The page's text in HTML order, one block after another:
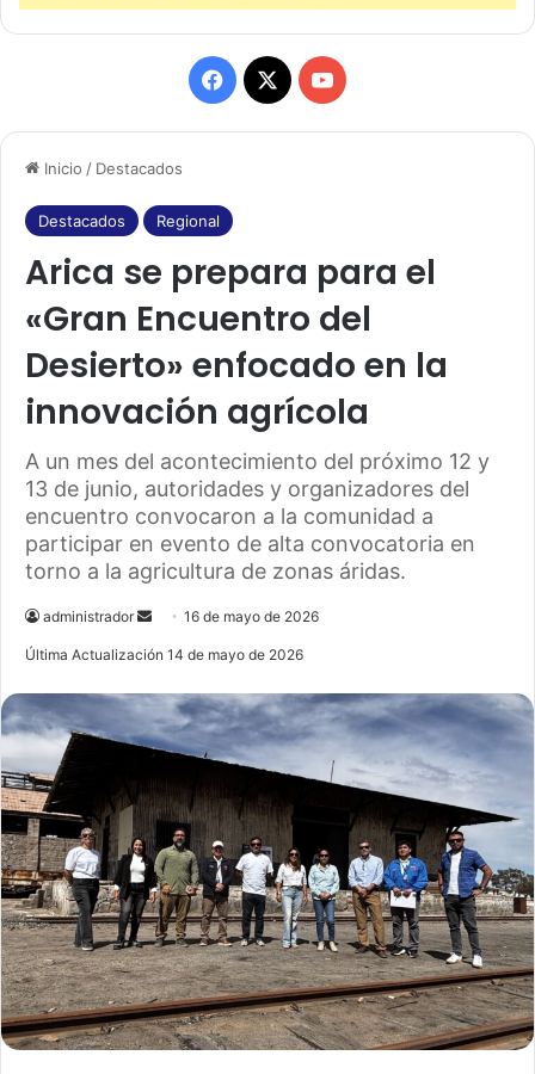
Inicio / Destacados
Destacados Regional
Arica se prepara para el
«Gran Encuentro del
Desierto» enfocado en la
innovación agrícola
A un mes del acontecimiento del próximo 12 y
13 de junio, autoridades y organizadores del
encuentro convocaron a la comunidad a
participar en evento de alta convocatoria en
torno a la agricultura de zonas áridas.
administrador
e
a
n
m
a
i
l
16 de mayo de 2026
Última Actualización 14 de mayo de 2026
F
a
e
b
o
o
k
X
Y
o
u
b
e